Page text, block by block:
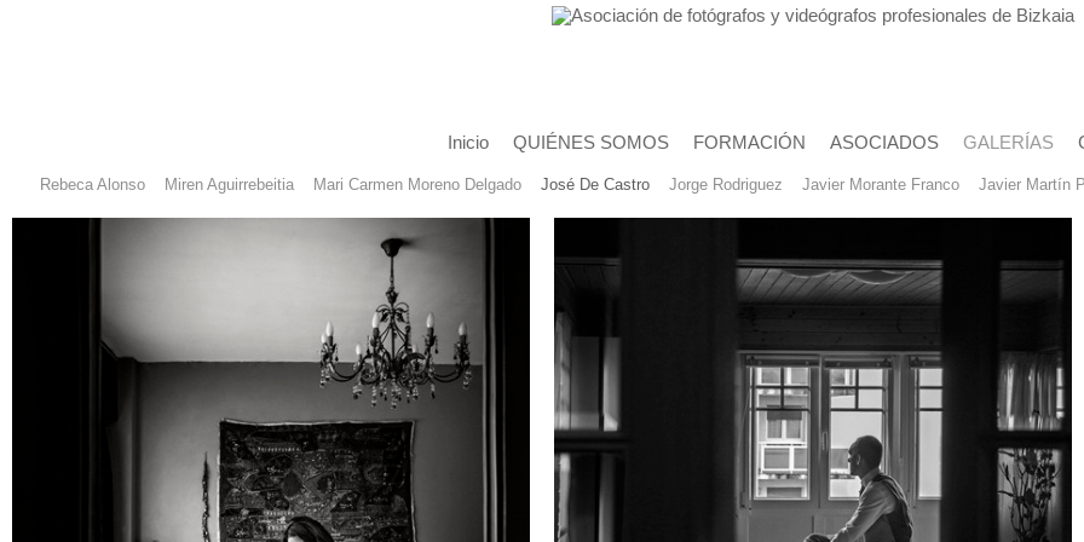
Inicio QUIÉNES SOMOS FORMACIÓN ASOCIADOS GALERÍAS
Rebeca Alonso Miren Aguirrebeitia Mari Carmen Moreno Delgado José De Castro Jorge Rodriguez Javier Morante Franco Javier Martín